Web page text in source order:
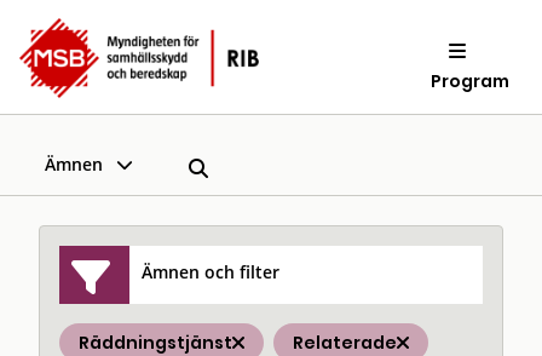
Program
Ämnen
Ämnen och filter
Räddningstjänst Relaterade